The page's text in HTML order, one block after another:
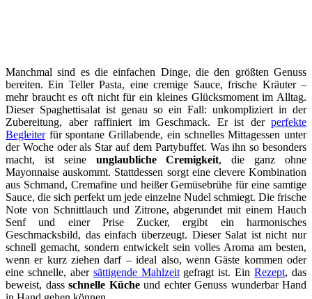
Manchmal sind es die einfachen Dinge, die den größten Genuss
bereiten. Ein Teller Pasta, eine cremige Sauce, frische Kräuter –
mehr braucht es oft nicht für ein kleines Glücksmoment im Alltag.
Dieser Spaghettisalat ist genau so ein Fall: unkompliziert in der
Zubereitung, aber raffiniert im Geschmack. Er ist der perfekte
Begleiterfür spontane Grillabende, ein schnelles Mittagessen unter
der Woche oder als Star auf dem Partybuffet. Was ihn so besonders
macht, ist seine unglaubliche Cremigkeit, die ganz ohne
Mayonnaise auskommt. Stattdessen sorgt eine clevere Kombination
aus Schmand, Cremafine und heißer Gemüsebrühe für eine samtige
Sauce, die sich perfekt um jede einzelne Nudel schmiegt. Die frische
Note von Schnittlauch und Zitrone, abgerundet mit einem Hauch
Senf und einer Prise Zucker, ergibt ein harmonisches
Geschmacksbild, das einfach überzeugt. Dieser Salat ist nicht nur
schnell gemacht, sondern entwickelt sein volles Aroma am besten,
wenn er kurz ziehen darf – ideal also, wenn Gäste kommen oder
eine schnelle, aber sättigende Mahlzeitgefragt ist. EinRezept, das
beweist, dass schnelle Kücheund echter Genuss wunderbar Hand